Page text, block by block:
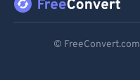
© FreeConvert.com